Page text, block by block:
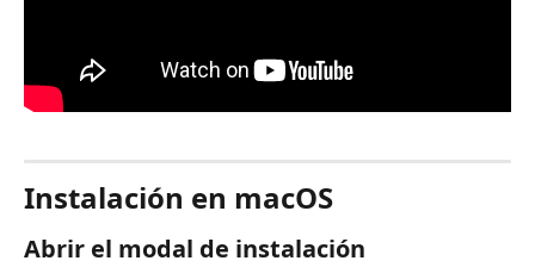
Instalación en macOS
Abrir el modal de instalación